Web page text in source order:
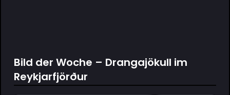
Bild der Woche – Drangajökull im
Reykjarfjörður